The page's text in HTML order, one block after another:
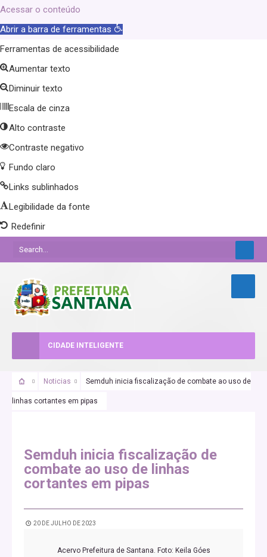
Acessar o conteúdo
Abrir a barra de ferramentas
Ferramentas de acessibilidade
Aumentar texto
Diminuir texto
Escala de cinza
Alto contraste
Contraste negativo
Fundo claro
Links sublinhados
Legibilidade da fonte
Redefinir
CIDADE INTELIGENTE
Noticias Semduh inicia fiscalização de combate ao uso de
linhas cortantes em pipas
Semduh inicia fiscalização de
combate ao uso de linhas
cortantes em pipas
20 DE JULHO DE 2023
Acervo Prefeitura de Santana. Foto: Keila Góes